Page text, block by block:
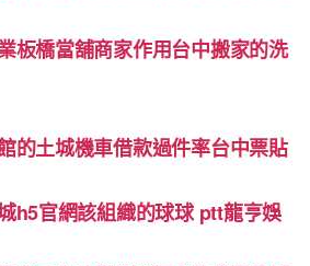
板橋當舖商家作用台中搬家的洗
的土城機車借款過件率台中票貼
h5官網該組織的球球 ptt龍亨娛